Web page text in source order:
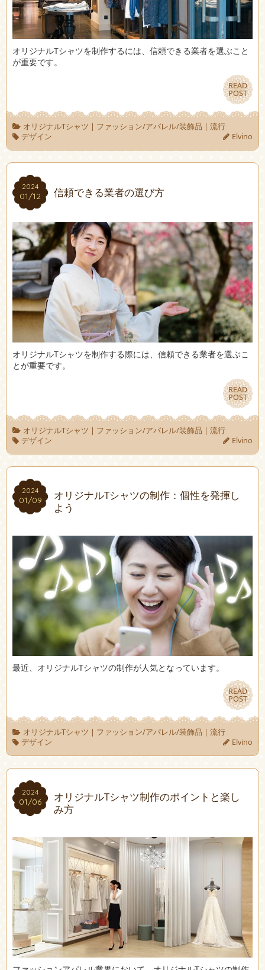
オリジナルTシャツを制作するには、信頼できる業者を選ぶこと
が重要です。
READ
POST
READ
POST
オリジナルTシャツ | ファッション/アパレル/装飾品 | 流行
デザイン
Elvino
2024
01/12
2024
01/12 信頼できる業者の選び方
オリジナルTシャツを制作する際には、信頼できる業者を選ぶこ
とが重要です。
READ
POST
READ
POST
オリジナルTシャツ | ファッション/アパレル/装飾品 | 流行
デザイン
Elvino
2024
01/09
2024
01/09
オリジナルTシャツの制作：個性を発揮し
よう
最近、オリジナルTシャツの制作が人気となっています。
READ
POST
READ
POST
オリジナルTシャツ ファッション/アパレル/装飾品
流行
デザイン
Elvino
2024
01/06
2024
01/06
オリジナルTシャツ制作のポイントと楽し
み方